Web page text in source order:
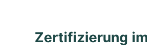
Zertifizierung